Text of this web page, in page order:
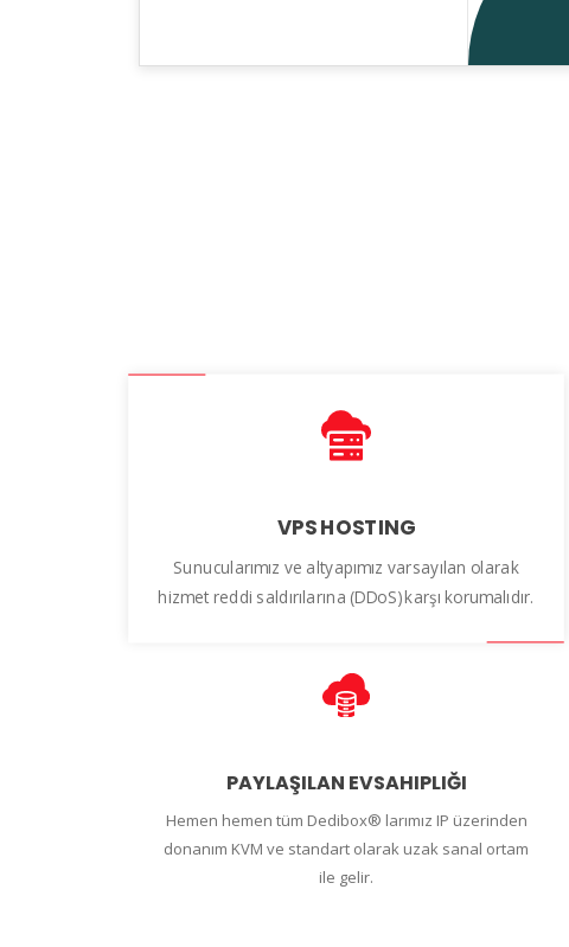
VPS HOSTING
Sunucularımız ve altyapımız varsayılan olarak
hizmet reddi saldırılarına (DDoS) karşı korumalıdır.
PAYLAŞILAN EVSAHIPLIĞI
Hemen hemen tüm Dedibox® larımız IP üzerinden
donanım KVM ve standart olarak uzak sanal ortam
ile gelir.